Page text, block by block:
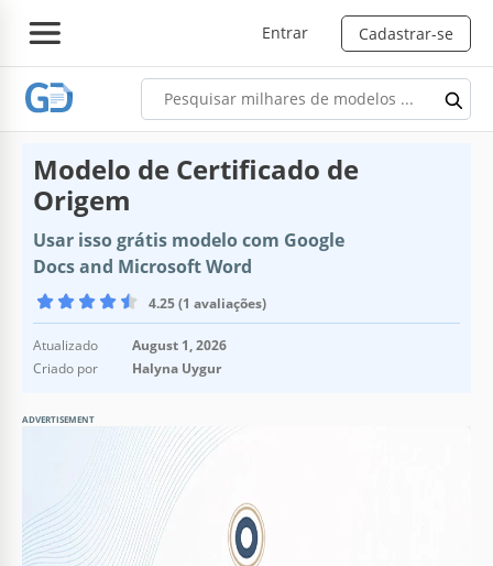
Entrar Cadastrar-se
Modelo de Certificado de
Origem
Usar isso grátis modelo com Google
Docs and Microsoft Word
4.25 (1 avaliações)
Atualizado
August 1, 2026
Criado por
Halyna Uygur
ADVERTISEMENT